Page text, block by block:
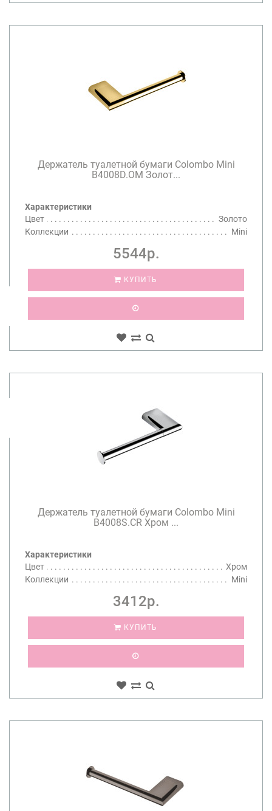
Держатель туалетной бумаги Colombo Mini
B4008D.OM Золот...
Характеристики
Цвет
Золото
Коллекции
Mini
5544р.
КУПИТЬ
Держатель туалетной бумаги Colombo Mini
B4008S.CR Хром ...
Характеристики
Цвет
Хром
Коллекции
Mini
3412р.
КУПИТЬ